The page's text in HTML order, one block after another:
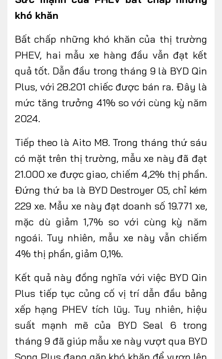
khó khăn
Bất chấp những khó khăn của thị trường
PHEV, hai mẫu xe hàng đầu vẫn đạt kết
quả tốt. Dẫn đầu trong tháng 9 là BYD Qin
Plus, với 28.201 chiếc được bán ra. Đây là
mức tăng trưởng 41% so với cùng kỳ năm
2024.
Tiếp theo là Aito M8. Trong tháng thứ sáu
có mặt trên thị trường, mẫu xe này đã đạt
21.000 xe được giao, chiếm 4,2% thị phần.
Đứng thứ ba là BYD Destroyer 05, chỉ kém
229 xe. Mẫu xe này đạt doanh số 19.771 xe,
mặc dù giảm 1,7% so với cùng kỳ năm
ngoái. Tuy nhiên, mẫu xe này vẫn chiếm
4% thị phần, giảm 0,1%.
Kết quả này đồng nghĩa với việc BYD Qin
Plus tiếp tục củng cố vị trí dẫn đầu bảng
xếp hạng PHEV tích lũy. Tuy nhiên, hiệu
suất mạnh mẽ của BYD Seal 6 trong
tháng 9 đã giúp mẫu xe này vượt qua BYD